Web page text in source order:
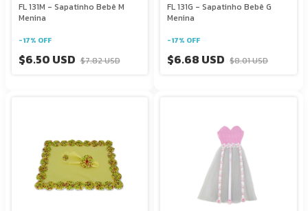
FL 131M - Sapatinho Bebê M
Menina
-17% OFF
$6.50 USD $7.82 USD
FL 131G - Sapatinho Bebê G
Menina
-17% OFF
$6.68 USD $8.01 USD